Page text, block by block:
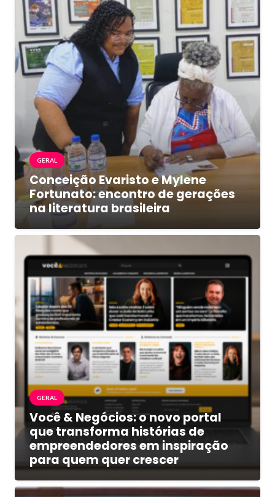
GERAL
Conceição Evaristo e Mylene
Fortunato: encontro de gerações
na literatura brasileira
GERAL
Você & Negócios: o novo portal
que transforma histórias de
empreendedores em inspiração
para quem quer crescer